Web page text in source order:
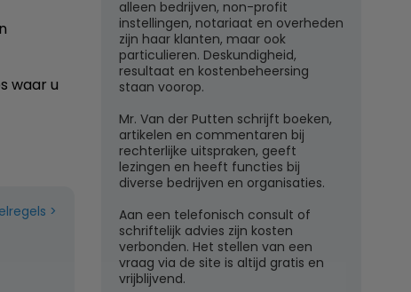
waar u
alleen bedrijven, non-profit
instellingen, notariaat en overheden
zijn haar klanten, maar ook
particulieren. Deskundigheid,
resultaat en kostenbeheersing
staan voorop.
Mr. Van der Putten schrijft boeken,
artikelen en commentaren bij
rechterlijke uitspraken, geeft
lezingen en heeft functies bij
diverse bedrijven en organisaties.
Aan een telefonisch consult of
schriftelijk advies zijn kosten
verbonden. Het stellen van een
vraag via de site is altijd gratis en
vrijblijvend.